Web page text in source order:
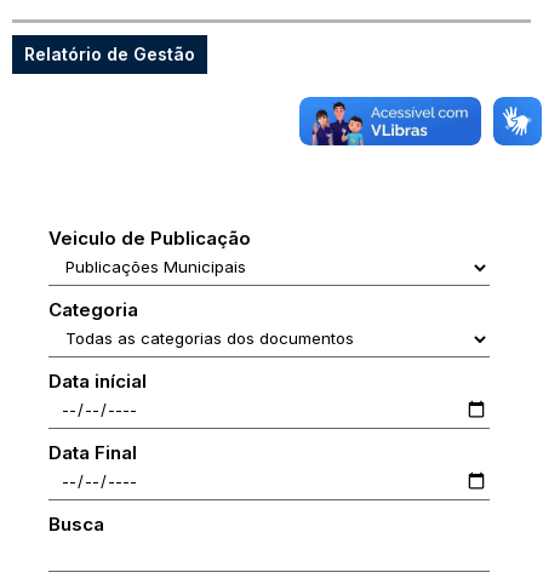
Relatório de Gestão
Veiculo de Publicação
Categoria
Data inícial
Data Final
Busca